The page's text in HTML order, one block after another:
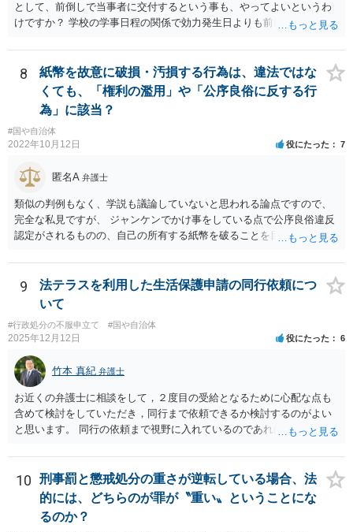
として、前倒しで当事者に交付するという事も、やってよいというわ
けですか？ 学校の学事日程の関係で効力発生日よりも前に交付したか
でしょう。 両者をそろえるに越したことはないですが、卒業式の日程
自体は各学校によって慣例として定められることが多いですし、学籍
離脱日も、学校によって異なるようですから、そのこと自体に特に問
題はないでしょう。 ＞万一、効力発生日より前に、その効力が無効と
なる出来事が起こったとしたら、その証明書は効力を発生する事な
く、証明書としては無効化されるということですね？ そう考えるのが
自然でしょう。 ただし、卒業証書自体は、通常記載されている内容
が、全課程を修了したという事実について記載されており、卒業式時
点では、そのこと自体は過去の事実として間違いないので、卒業証書
自体の無効かどうかという法的な効力を議論するものではないでしょ
う。 問題は、証書そのものではなく、在学中に何らかの問題を起こし
て学籍を剥奪されたかどうか、ということなので、厳密に言えば卒業
証書自体の議論とは直接関係しないと思います。
8
紙幣を故意に破損・汚損する行為は、違法ではな
くても、「権利の濫用」や「公序良俗に反する行
為」に該当？
#国や自治体
2022年10月12日 役にたった 7
匿名A 弁護士
類似の判例もなく、学説も議論していないと思われる論点ですので、
完全な私見ですが、 ジャンケンでかけ事をしている点で公序良俗違反
認定がされるものの、自己の所有する紙幣を破ることを目的とするこ
9
法テラスを利用した生活保護申請の同行依頼につ
いて
#行政処分の不服申立て #国や自治体
2025年12月12日 役にたった 6
竹本 真紀 弁護士
お近くの弁護士に相談をして，２度目の受給となるために心配な点も
含めて検討をしていただき，同行まで依頼できるか検討するのがよい
と思います。 同行の依頼まで視野に入れているのであれば，お近くの
10
刑事罰と懲戒処分の重さが逆転している場合、法
的には、どちらのが罪が〝重い〟ということにな
るのか？